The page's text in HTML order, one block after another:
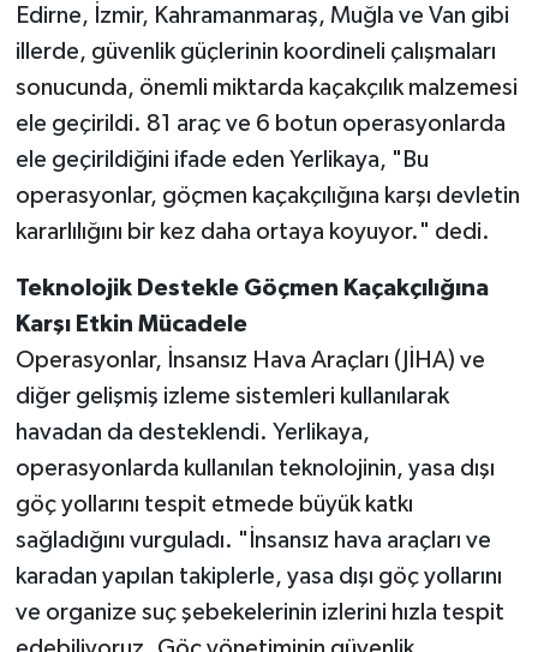
Edirne, İzmir, Kahramanmaraş, Muğla ve Van gibi
illerde, güvenlik güçlerinin koordineli çalışmaları
sonucunda, önemli miktarda kaçakçılık malzemesi
ele geçirildi. 81 araç ve 6 botun operasyonlarda
ele geçirildiğini ifade eden Yerlikaya, "Bu
operasyonlar, göçmen kaçakçılığına karşı devletin
kararlılığını bir kez daha ortaya koyuyor." dedi.
Teknolojik Destekle Göçmen Kaçakçılığına
Karşı Etkin Mücadele
Operasyonlar, İnsansız Hava Araçları (JİHA) ve
diğer gelişmiş izleme sistemleri kullanılarak
havadan da desteklendi. Yerlikaya,
operasyonlarda kullanılan teknolojinin, yasa dışı
göç yollarını tespit etmede büyük katkı
sağladığını vurguladı. "İnsansız hava araçları ve
karadan yapılan takiplerle, yasa dışı göç yollarını
ve organize suç şebekelerinin izlerini hızla tespit